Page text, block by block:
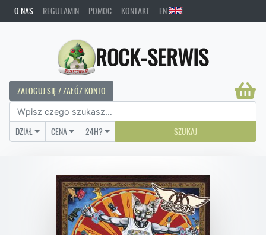
O NAS REGULAMIN POMOC KONTAKT EN
ROCK-SERWIS
ZALOGUJ SIĘ / ZAŁÓŻ KONTO
DZIAŁ CENA 24H? SZUKAJ